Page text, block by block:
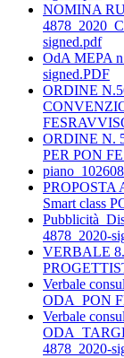
NOMINA
signed.pdf
OdA MEPA
signed.PDF
ORDINE
ORDINE N.
PER PON
PROPOSTA
Smart class
4878_2020-
VERBALE
Verbale
ODA_PON
Verbale
4878_2020-